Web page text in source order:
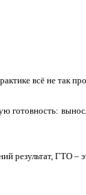
всё не так
готовность:
результат, ГТО –